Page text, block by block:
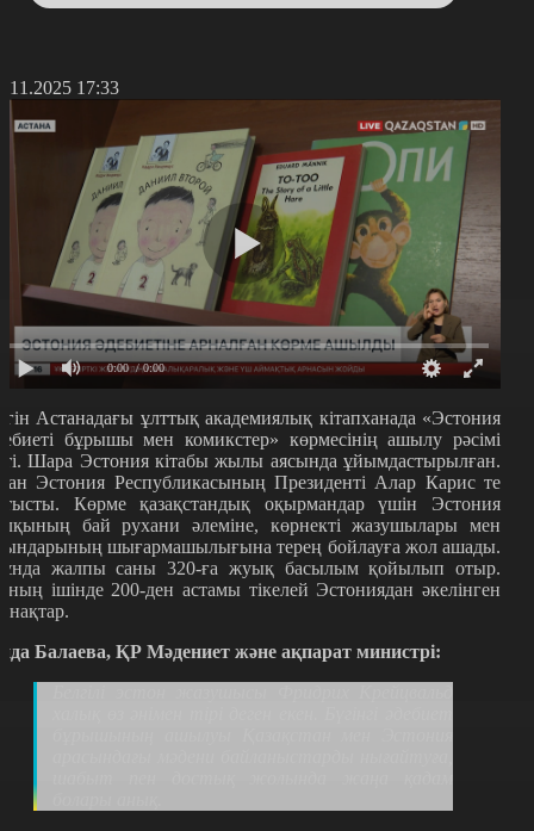
17:33
0:00 / 0:00
Астанадағы ұлттық академиялық кітапханада «Эстония
бұрышы мен комикстер» көрмесінің ашылу рәсімі
Шара Эстония кітабы жылы аясында ұйымдастырылған.
Эстония Республикасының Президенті Алар Карис те
Көрме қазақстандық оқырмандар үшін Эстония
бай рухани әлеміне, көрнекті жазушылары мен
шығармашылығына терең бойлауға жол ашады.
жалпы саны 320-ға жуық басылым қойылып отыр.
ішінде 200-ден астамы тікелей Эстониядан әкелінген
Балаева, ҚР Мәдениет және ақпарат министрі: